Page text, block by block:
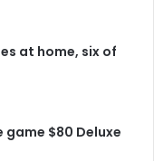
at home, six of
game $80 Deluxe